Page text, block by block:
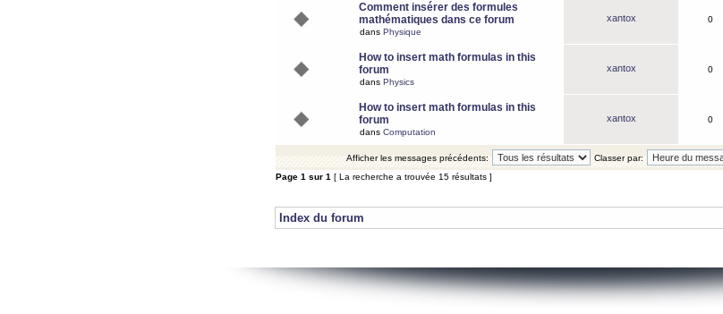
Comment insérer des formules
mathématiques dans ce forum
dans Physique
xantox 0
How to insert math formulas in this
forum
dans Physics
xantox 0
How to insert math formulas in this
forum
dans Computation
xantox 0
Afficher les messages précédents:
Classer par:
Page 1 sur 1 [ La recherche a trouvée 15 résultats ]
Index du forum